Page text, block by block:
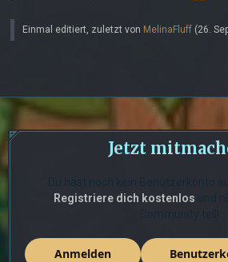
Einmal editiert, zuletzt von MelinaFluff (26.
Jetzt
Registriere dich kostenlos
Anmelden